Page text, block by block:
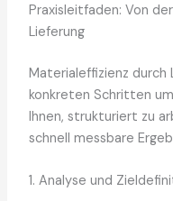
Praxisleitfaden: Von
Lieferung
Materialeffizienz durch
konkreten Schritten
Ihnen, strukturiert zu
schnell messbare
1. Analyse und